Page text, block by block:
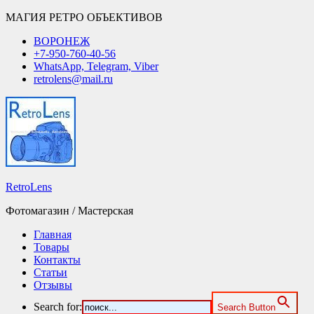
МАГИЯ РЕТРО ОБЪЕКТИВОВ
ВОРОНЕЖ
+7-950-760-40-56
WhatsApp, Telegram, Viber
retrolens@mail.ru
RetroLens
Фотомагазин / Мастерская
Главная
Товары
Контакты
Статьи
Отзывы
Search for:
Search Button